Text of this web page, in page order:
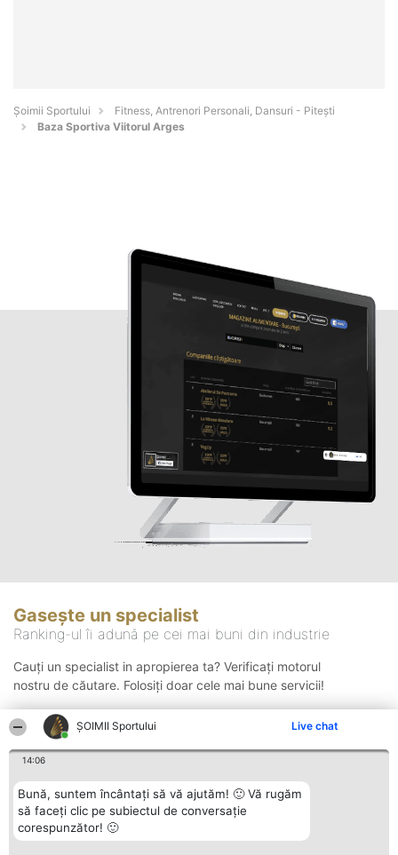
ȘOIMII Sportului Live chat
14:06
Bună, suntem încântați să vă ajutăm! 🙂 Vă rugăm
să faceți clic pe subiectul de conversație
corespunzător! 🙂
Șoimii Sportului
Fitness, Antrenori Personali, Dansuri - Piteşti
Baza Sportiva Viitorul Arges
Gasește un specialist
Ranking-ul îi adună pe cei mai buni din industrie
Cauți un specialist in apropierea ta? Verificați motorul
nostru de căutare. Folosiți doar cele mai bune servicii!